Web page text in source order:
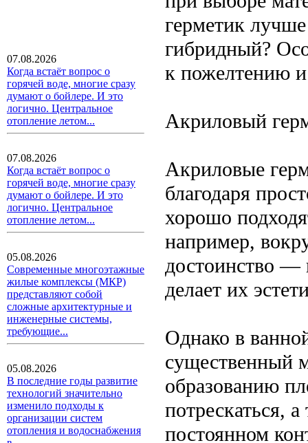
07.08.2026
Когда встаёт вопрос о
горячей воде, многие сразу
думают о бойлере. И это
логично. Центральное
отопление летом...
07.08.2026
Когда встаёт вопрос о
горячей воде, многие сразу
думают о бойлере. И это
логично. Центральное
отопление летом...
05.08.2026
Современные многоэтажные
жилые комплексы (МКР)
представляют собой
сложные архитектурные и
инженерные системы,
требующие...
05.08.2026
В последние годы развитие
технологий значительно
изменило подходы к
организации систем
отопления и водоснабжения
герметик
гибридный?
к пожелтению и
Акриловый
Акриловые
благодаря
хорошо
например,
достоинство —
делает их
Однако в
существенный
образованию
потрескаться,
постоянном